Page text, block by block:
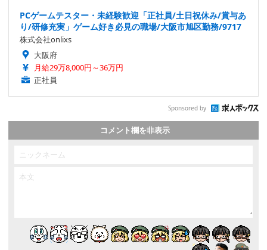
PCゲームテスター・未経験歓迎「正社員/土日祝休み/賞与あ
り/研修充実」ゲーム好き必見の職場/大阪市旭区勤務/9717
株式会社onlixs
大阪府
月給29万8,000円～36万円
正社員
Sponsored by
コメント欄を非表示